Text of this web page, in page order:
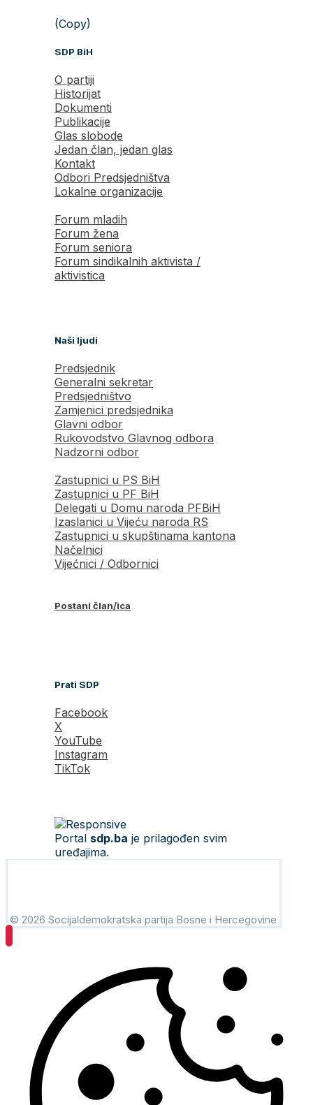
(Copy)
SDP BiH
O partiji
Historijat
Dokumenti
Publikacije
Glas slobode
Jedan član, jedan glas
Kontakt
Odbori Predsjedništva
Lokalne organizacije
Forum mladih
Forum žena
Forum seniora
Forum sindikalnih aktivista /
aktivistica
Naši ljudi
Predsjednik
Generalni sekretar
Predsjedništvo
Zamjenici predsjednika
Glavni odbor
Rukovodstvo Glavnog odbora
Nadzorni odbor
Zastupnici u PS BiH
Zastupnici u PF BiH
Delegati u Domu naroda PFBiH
Izaslanici u Vijeću naroda RS
Zastupnici u skupštinama kantona
Načelnici
Vijećnici / Odbornici
Postani član/ica
Prati SDP
Facebook
X
YouTube
Instagram
TikTok
Portal sdp.ba je prilagođen svim
uređajima.
© 2026 Socijaldemokratska partija Bosne i Hercegovine